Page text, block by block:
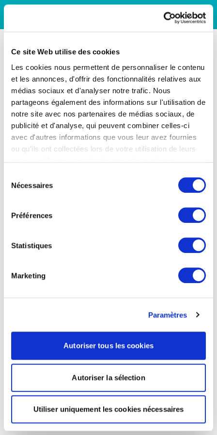
Ce site Web utilise des cookies
Les cookies nous permettent de personnaliser le contenu
et les annonces, d'offrir des fonctionnalités relatives aux
médias sociaux et d'analyser notre trafic. Nous
partageons également des informations sur l'utilisation de
notre site avec nos partenaires de médias sociaux, de
publicité et d'analyse, qui peuvent combiner celles-ci
avec d'autres informations que vous leur avez fournies
ou qu'ils ont collectées lors de votre utilisation de leurs
Nécessaires
Préférences
Statistiques
Marketing
Paramètres
Autoriser tous les cookies
Autoriser la sélection
Utiliser uniquement les cookies nécessaires